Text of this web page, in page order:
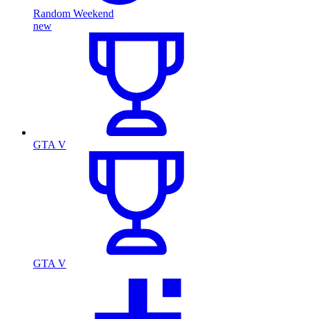
Random Weekend
new
GTA V
GTA V